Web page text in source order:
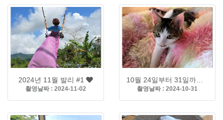
2024년 11월 발리 #1
촬영날짜 : 2024-11-02 촬영날짜 : 2024-10-31